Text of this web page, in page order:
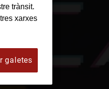
trànsit.
xarxes
galetes